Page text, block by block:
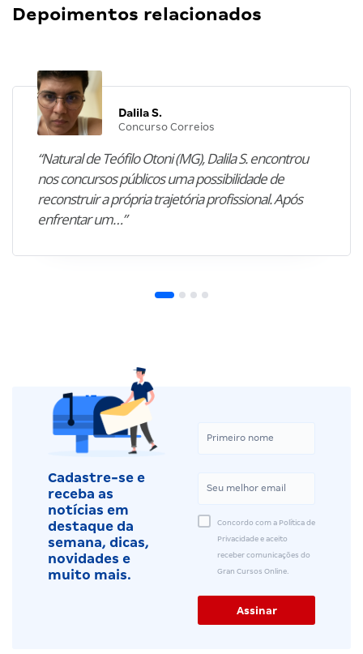
Depoimentos relacionados
Dalila S.
Concurso Correios
“Natural de Teófilo Otoni (MG), Dalila S. encontrou
nos concursos públicos uma possibilidade de
reconstruir a própria trajetória profissional. Após
enfrentar um…”
Cadastre-se e
receba as
notícias em
destaque da
semana, dicas,
novidades e
muito mais.
Concordo com a Política de
Privacidade e aceito
receber comunicações do
Gran Cursos Online.